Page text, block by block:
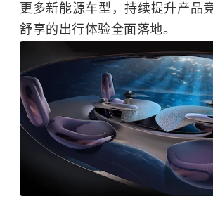
更多新能源车型，持续提升产品
舒享的出行体验全面落地。